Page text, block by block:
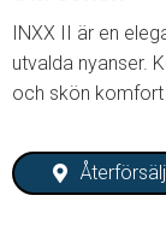
INXX II är en
utvalda nyanser.
och skön komfort